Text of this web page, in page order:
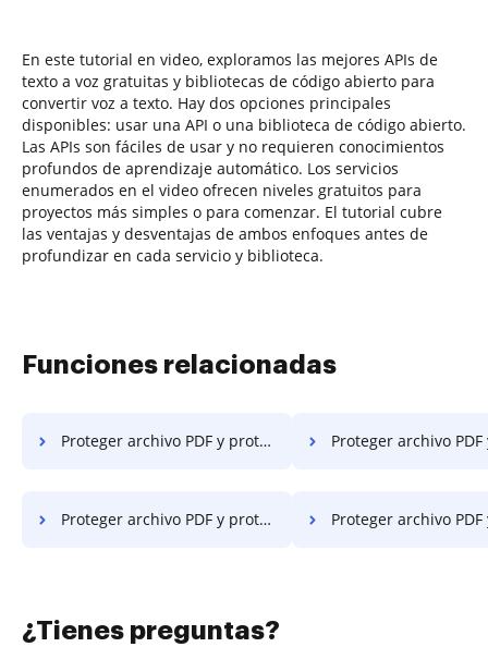
En este tutorial en video, exploramos las mejores APIs de
texto a voz gratuitas y bibliotecas de código abierto para
convertir voz a texto. Hay dos opciones principales
disponibles: usar una API o una biblioteca de código abierto.
Las APIs son fáciles de usar y no requieren conocimientos
profundos de aprendizaje automático. Los servicios
enumerados en el video ofrecen niveles gratuitos para
proyectos más simples o para comenzar. El tutorial cubre
las ventajas y desventajas de ambos enfoques antes de
profundizar en cada servicio y biblioteca.
Funciones relacionadas
Proteger archivo PDF y proteger PDF con contraseña en Internet Explorer Proteger archivo PDF y proteger PDF con contraseña
Proteger archivo PDF y proteger PDF con contraseña en Opera Proteger archivo PDF y proteger PDF con
¿Tienes preguntas?